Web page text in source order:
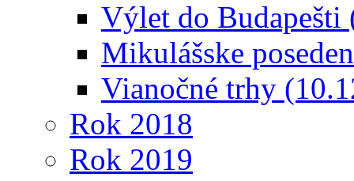
Výlet do Budapešti
Mikulášske
Vianočné trhy
Rok 2018
Rok 2019